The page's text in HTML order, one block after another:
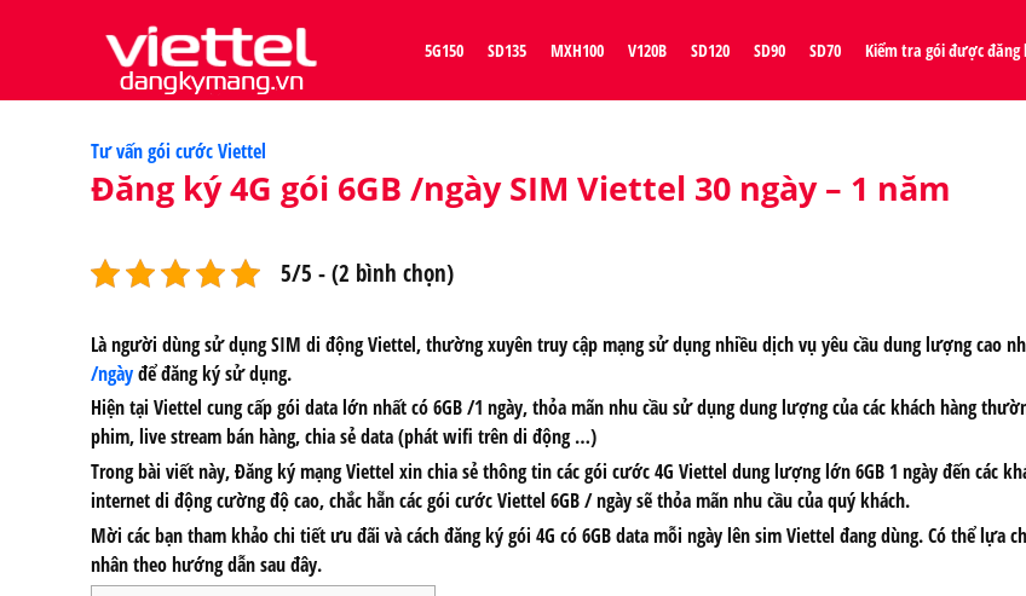
5G150 SD135 MXH100 V120B SD120 SD90 SD70 Kiểm tra gói được đăng
Categories
Tư vấn gói cước Viettel
Đăng ký 4G gói 6GB /ngày SIM Viettel 30 ngày – 1 năm
5/5 - (2 bình chọn)
Là người dùng sử dụng SIM di động Viettel, thường xuyên truy cập mạng sử dụng nhiều dịch vụ yêu cầu dung lượng cao
/ngàyđể đăng ký sử dụng.
Hiện tại Viettel cung cấp gói data lớn nhất có 6GB /1 ngày, thỏa mãn nhu cầu sử dụng dung lượng của các khách hàng
phim, live stream bán hàng, chia sẻ data (phát wifi trên di động …)
Trong bài viết này, Đăng ký mạng Viettel xin chia sẻ thông tin các gói cước 4G Viettel dung lượng lớn 6GB 1 ngày đến các
internet di động cường độ cao, chắc hẵn các gói cước Viettel 6GB / ngày sẽ thỏa mãn nhu cầu của quý khách.
Mời các bạn tham khảo chi tiết ưu đãi và cách đăng ký gói 4G có 6GB data mỗi ngày lên sim Viettel đang dùng. Có thể lựa
nhân theo hướng dẫn sau đây.